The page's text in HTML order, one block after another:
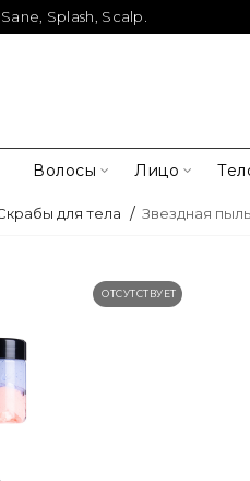
Sane Splash Scalp
Волосы Лицо
для тела Звездная пыль
ОТСУТСТВУЕТ